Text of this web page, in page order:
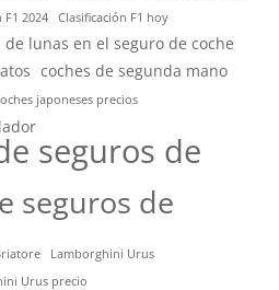
F1 2024
Clasificación F1 hoy
de lunas en el seguro de coche
coches de segunda mano
japoneses precios
seguros de
seguros de
Lamborghini Urus
Urus precio